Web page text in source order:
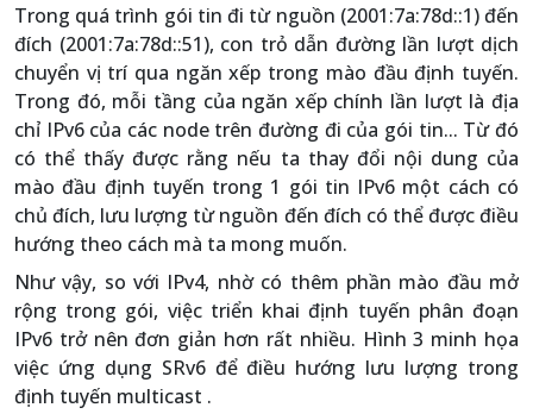
Trong quá trình gói tin đi từ nguồn (2001:7a:78d::1) đến
đích (2001:7a:78d::51), con trỏ dẫn đường lần lượt dịch
chuyển vị trí qua ngăn xếp trong mào đầu định tuyến.
Trong đó, mỗi tầng của ngăn xếp chính lần lượt là địa
chỉ IPv6 của các node trên đường đi của gói tin... Từ đó
có thể thấy được rằng nếu ta thay đổi nội dung của
mào đầu định tuyến trong 1 gói tin IPv6 một cách có
chủ đích, lưu lượng từ nguồn đến đích có thể được điều
hướng theo cách mà ta mong muốn.
Như vậy, so với IPv4, nhờ có thêm phần mào đầu mở
rộng trong gói, việc triển khai định tuyến phân đoạn
IPv6 trở nên đơn giản hơn rất nhiều. Hình 3 minh họa
việc ứng dụng SRv6 để điều hướng lưu lượng trong
định tuyến multicast .